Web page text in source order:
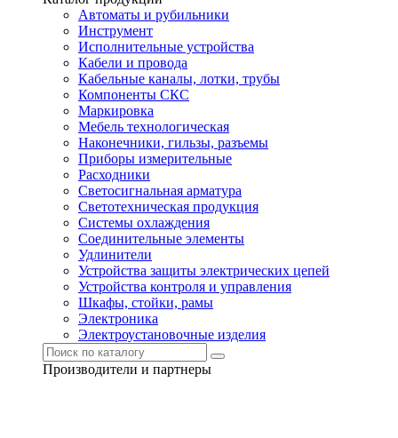
Автоматы и рубильники
Инструмент
Исполнительные устройства
Кабели и провода
Кабельные каналы, лотки, трубы
Компоненты СКС
Маркировка
Мебель технологическая
Наконечники, гильзы, разъемы
Приборы измерительные
Расходники
Светосигнальная арматура
Светотехническая продукция
Системы охлаждения
Соединительные элементы
Удлинители
Устройства защиты электрических цепей
Устройства контроля и управления
Шкафы, стойки, рамы
Электроника
Электроустановочные изделия
Производители и партнеры